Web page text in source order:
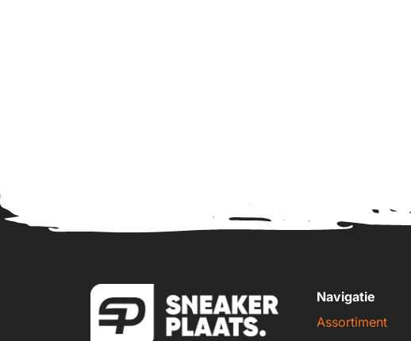
Navigatie
Assortiment